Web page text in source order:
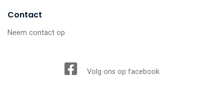
Contact
Neem contact op
Volg ons op facebook